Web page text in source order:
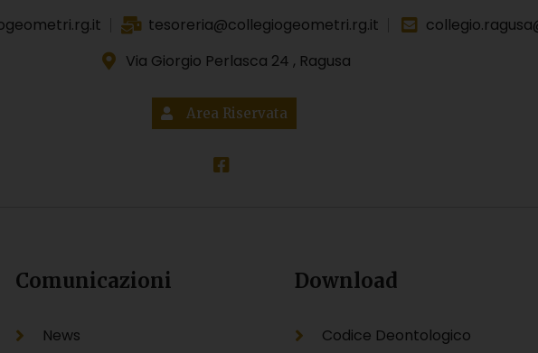
tesoreria@collegiogeometri.rg.it
Via Giorgio Perlasca 24 , Ragusa
Area Riservata
Comunicazioni
News
Download
Codice Deontologico